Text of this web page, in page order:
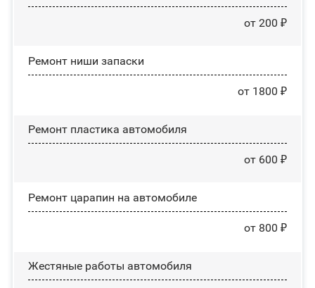
от 200 ₽
Ремонт ниши запаски
от 1800 ₽
Ремонт пластика автомобиля
от 600 ₽
Ремонт царапин на автомобиле
от 800 ₽
Жестяные работы автомобиля